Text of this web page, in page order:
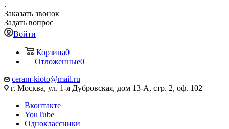
Заказать звонок
Задать вопрос
Войти
Корзина0
Отложенные0
ceram-kioto@mail.ru
г. Москва, ул. 1-я Дубровская, дом 13-А, стр. 2, оф. 102
Вконтакте
YouTube
Одноклассники